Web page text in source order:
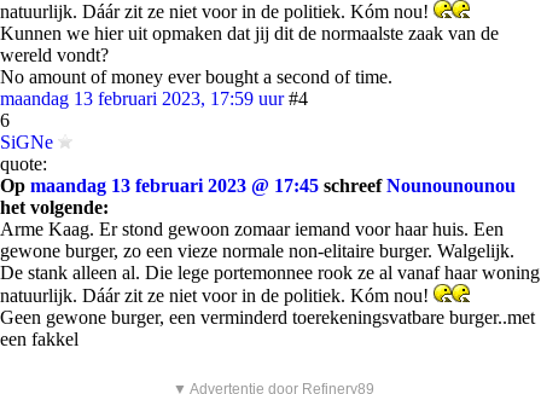
natuurlijk. Dáár zit ze niet voor in de politiek. Kóm nou!
Kunnen we hier uit opmaken dat jij dit de normaalste zaak van de
wereld vondt?
No amount of money ever bought a second of time.
maandag 13 februari 2023, 17:59 uur #4
6
SiGNe
quote:
Op maandag 13 februari 2023 @ 17:45 schreefNounounounou
het volgende:
Arme Kaag. Er stond gewoon zomaar iemand voor haar huis. Een
gewone burger, zo een vieze normale non-elitaire burger. Walgelijk.
De stank alleen al. Die lege portemonnee rook ze al vanaf haar woning
natuurlijk. Dáár zit ze niet voor in de politiek. Kóm nou!
Geen gewone burger, een verminderd toerekeningsvatbare burger..met
een fakkel
▼ Advertentie door Refinery89